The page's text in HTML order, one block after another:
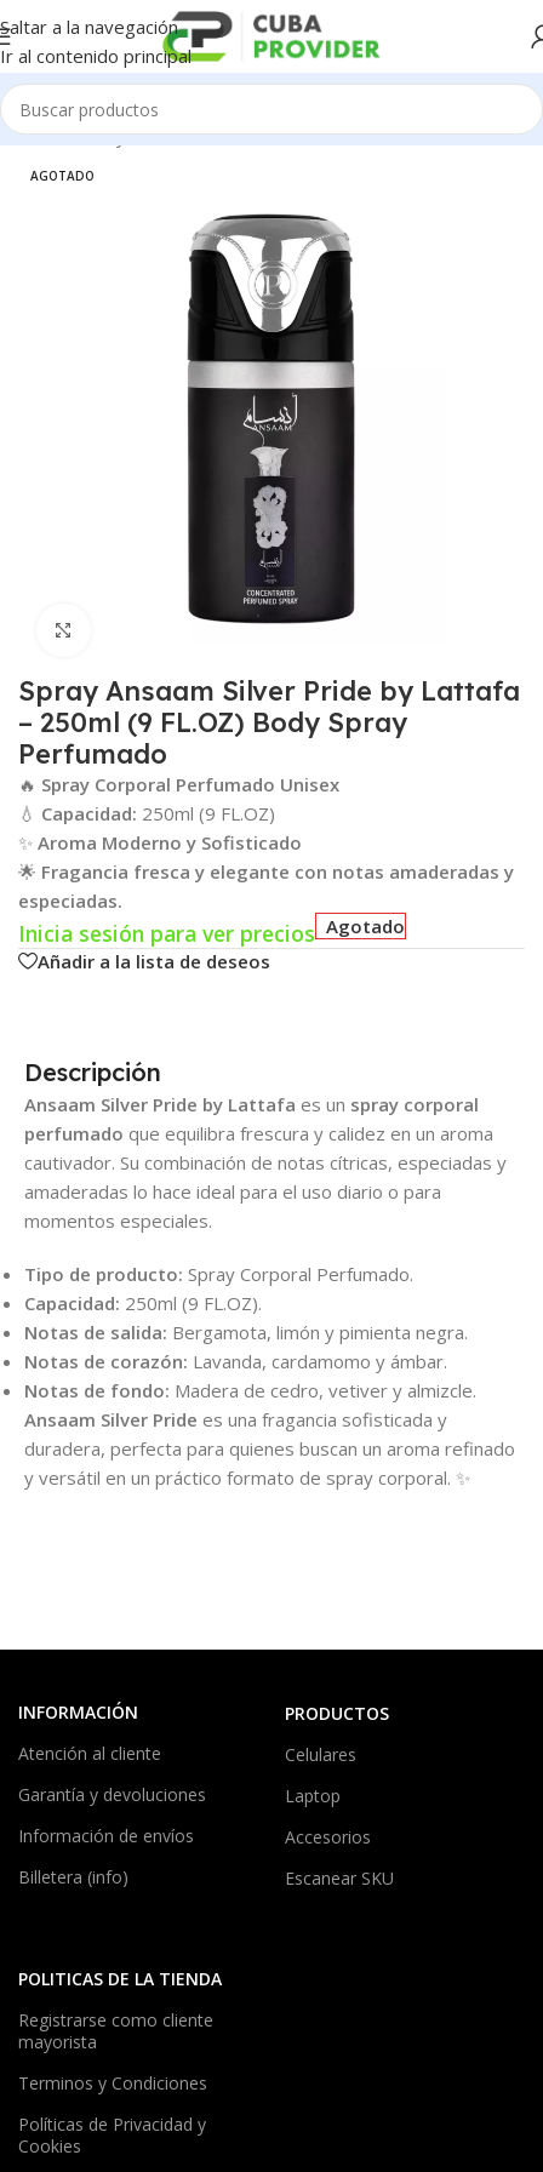
Saltar a la navegación
Ir al contenido principal
Inicio/Salud y Cuidado Personal/Perfumeria
AGOTADO
Click para agrandar
Spray Ansaam Silver Pride by Lattafa
– 250ml (9 FL.OZ) Body Spray
Perfumado
🔥 Spray Corporal Perfumado Unisex
💧 Capacidad: 250ml (9 FL.OZ)
✨ Aroma Moderno y Sofisticado
🌟 Fragancia fresca y elegante con notas amaderadas y
especiadas.
Inicia sesión para ver precios Agotado
Añadir a la lista de deseos
Descripción
Ansaam Silver Pride by Lattafa es un spray corporal
perfumado que equilibra frescura y calidez en un aroma
cautivador. Su combinación de notas cítricas, especiadas y
amaderadas lo hace ideal para el uso diario o para
momentos especiales.
Tipo de producto: Spray Corporal Perfumado.
Capacidad: 250ml (9 FL.OZ).
Notas de salida: Bergamota, limón y pimienta negra.
Notas de corazón: Lavanda, cardamomo y ámbar.
Notas de fondo: Madera de cedro, vetiver y almizcle.
Ansaam Silver Pride es una fragancia sofisticada y
duradera, perfecta para quienes buscan un aroma refinado
y versátil en un práctico formato de spray corporal. ✨
INFORMACIÓN
Atención al cliente
Garantía y devoluciones
Información de envíos
Billetera (info)
PRODUCTOS
Celulares
Laptop
Accesorios
Escanear SKU
POLITICAS DE LA TIENDA
Registrarse como cliente
mayorista
Terminos y Condiciones
Políticas de Privacidad y
Cookies